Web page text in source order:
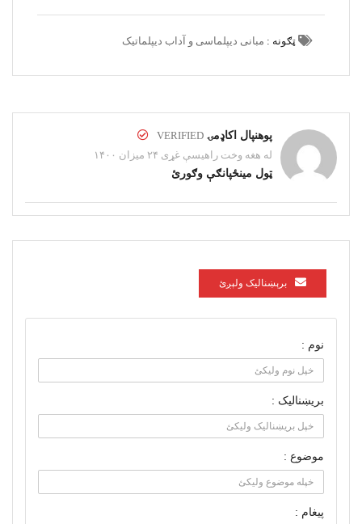
ټګونه : مبانی دیپلماسی و آداب دیپلماتیک
پوهنپال اکاډمۍ VERIFIED
له هغه وخت راهیسې غړی ۲۴ میزان ۱۴۰۰
ټول مینځپانګې وګورئ
برېښناليک ولېږئ
نوم :
بریښنالیک :
موضوع :
پیغام :